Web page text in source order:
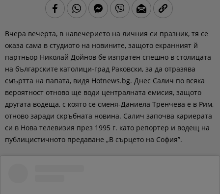
Вчера вечерта, в навечерието на личния си празник, тя се
оказа сама в студиото на новините, защото екранният й
партньор Николай Дойнов бе изпратен спешно в столицата
на българските католици-град Раковски, за да отразява
смъртта на папата, видя Hotnews.bg. Днес Салич по всяка
вероятност отново ще води централната емисия, защото
другата водеща, с която се сменя-Даниела Тренчева е в Рим,
отново заради скръбната новина. Салич започва кариерата
си в Нова телевизия през 1995 г. като репортер и водещ на
публицистичното предаване „В сърцето на София”.